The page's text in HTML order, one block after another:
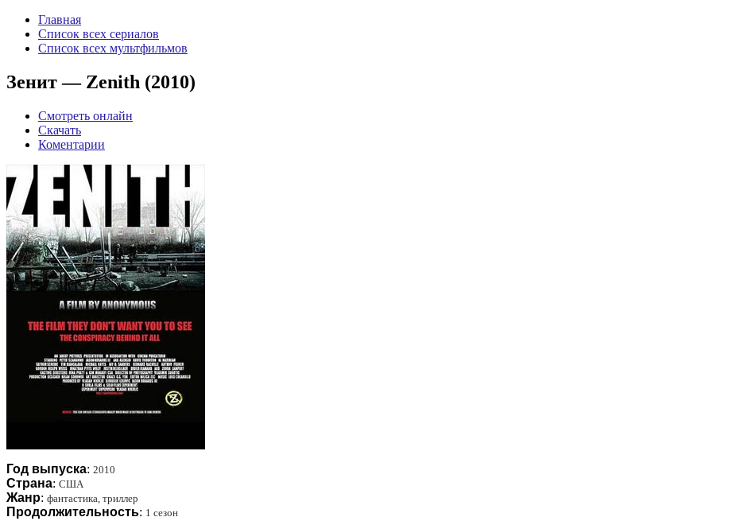
Главная
Список всех сериалов
Список всех мультфильмов
Зенит — Zenith (2010)
Смотреть онлайн
Скачать
Коментарии
Год выпуска: 2010
Страна: США
Жанр: фантастика, триллер
Продолжительность: 1 сезон